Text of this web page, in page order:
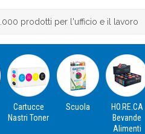
Cartucce
Nastri Toner
Scuola
HO.RE.CA
Bevande
Alimenti